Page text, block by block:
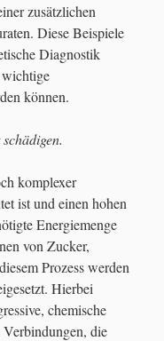
zusätzlichen
Diese Beispiele
Diagnostik
können.
komplexer
ist und einen hohen
Energiemenge
von Zucker,
Prozess werden
Hierbei
chemische
die